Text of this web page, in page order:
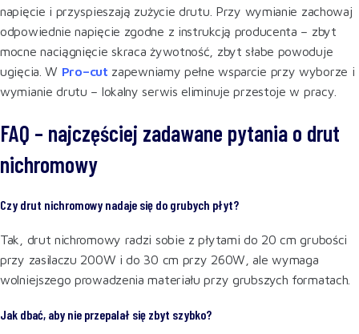
napięcie i przyspieszają zużycie drutu. Przy wymianie zachowaj
odpowiednie napięcie zgodne z instrukcją producenta – zbyt
mocne naciągnięcie skraca żywotność, zbyt słabe powoduje
ugięcia. W Pro–cut zapewniamy pełne wsparcie przy wyborze i
wymianie drutu – lokalny serwis eliminuje przestoje w pracy.
FAQ – najczęściej zadawane pytania o drut
nichromowy
Czy drut nichromowy nadaje się do grubych płyt?
Tak, drut nichromowy radzi sobie z płytami do 20 cm grubości
przy zasilaczu 200W i do 30 cm przy 260W, ale wymaga
wolniejszego prowadzenia materiału przy grubszych formatach.
Jak dbać, aby nie przepalał się zbyt szybko?